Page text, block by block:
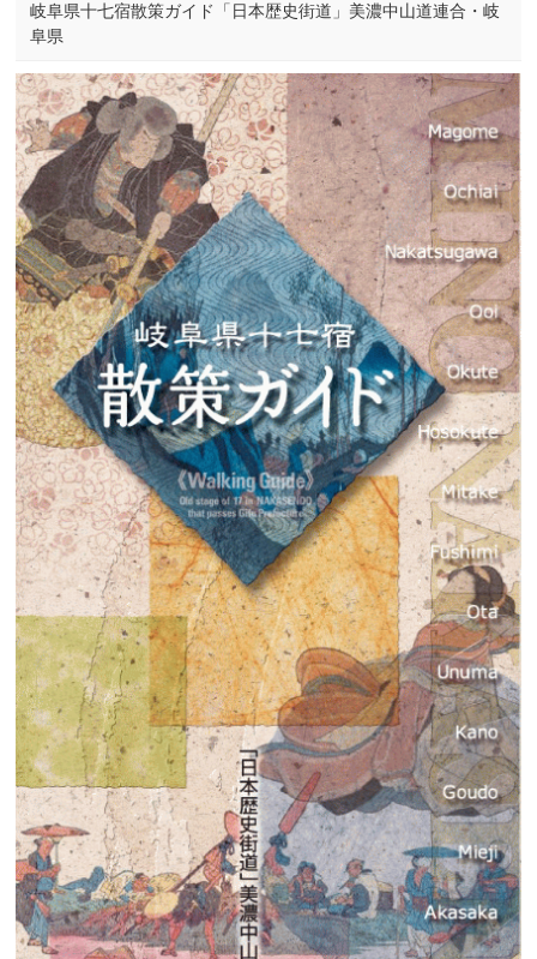
岐阜県十七宿散策ガイド「日本歴史街道」美濃中山道連合・岐
阜県